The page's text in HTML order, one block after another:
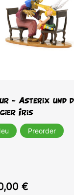
- Asterix und
Iris
Preorder
€